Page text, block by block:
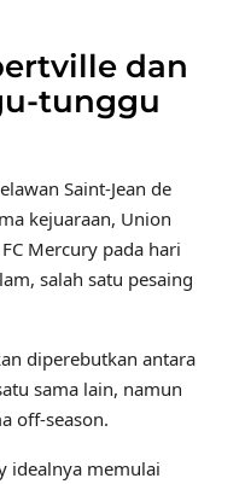
dan
tunggu
Saint-Jean de
kejuaraan, Union
Mercury pada hari
salah satu pesaing
diperebutkan antara
sama lain, namun
off-season.
idealnya memulai